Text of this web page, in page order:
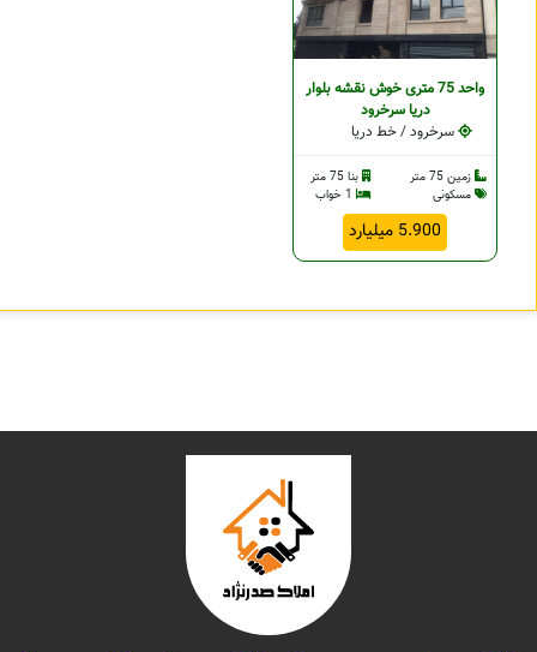
واحد 75 متری خوش نقشه بلوار
دریا سرخرود
سرخرود / خط دریا
زمین 75 متر
بنا 75 متر
مسکونی
5.900 میلیارد